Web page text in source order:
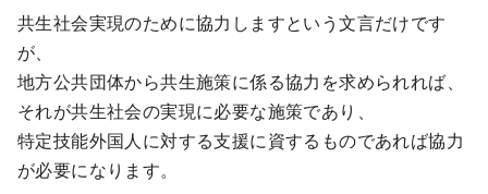
共生社会実現のために協力しますという文言だけです
が、
地方公共団体から共生施策に係る協力を求められれば、
それが共生社会の実現に必要な施策であり、
特定技能外国人に対する支援に資するものであれば協力
が必要になります。